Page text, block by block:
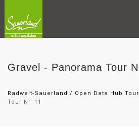
Gravel - Panorama Tour
Radwelt-Sauerland / Open Data Hub
Tour Nr. 11